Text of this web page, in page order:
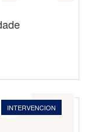
INTERVENCION